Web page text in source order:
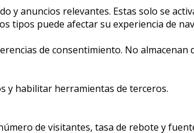
y anuncios relevantes. Estas solo se
tipos puede afectar su experiencia de
de consentimiento. No almacenan
y habilitar herramientas de terceros.
de visitantes, tasa de rebote y